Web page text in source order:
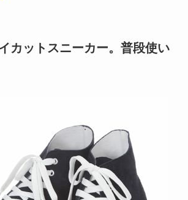
カットスニーカー。普段使い